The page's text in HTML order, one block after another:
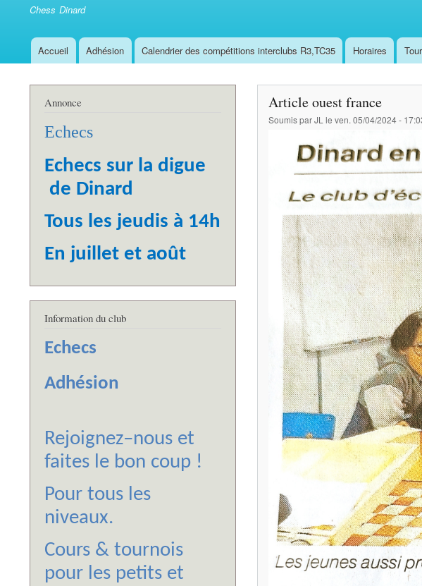
Chess Dinard
Navigation
Accueil Adhésion Calendrier des compétitions interclubs R3,TC35 Horaires
Article ouest france
Soumis parJL le ven. 05/04/2024 -
Annonce
Echecs
Echecs sur la digue
de Dinard
Tous les jeudis à 14h
En juillet et août
Information du club
Echecs
Adhésion
Rejoignez–nous et
faites le bon coup !
Pour tous les
niveaux.
Cours & tournois
pour les petits et